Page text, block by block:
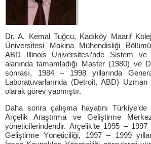
Dr. A. Kemal Tuğcu, Kadıköy Maarif
Üniversitesi Makina Mühendisliği
ABD Illinois Üniversitesi’nde Sistem ve
alanında tamamladığı Master (1980) ve
sonrası, 1984 – 1998 yıllarında
Laboratuvarlarında (Detroit, ABD) Uzman
olarak görev yapmıştır.
Daha sonra çalışma hayatını
Arçelik Araştırma ve Geliştirme
yöneticilerindendir. Arçelik’te 1995 – 1997
Geliştirme Yöneticiliği, 1997 – 1999